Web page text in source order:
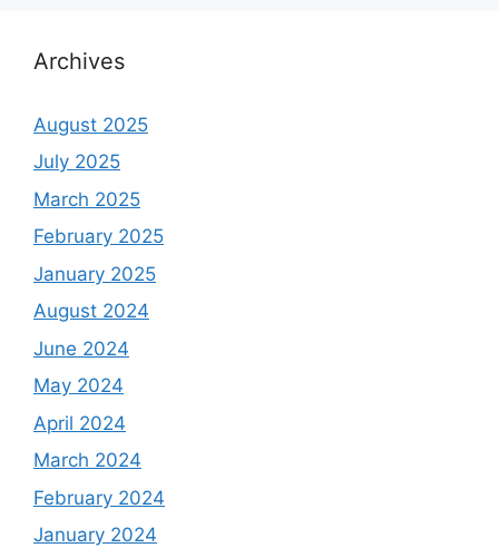
Archives
August 2025
July 2025
March 2025
February 2025
January 2025
August 2024
June 2024
May 2024
April 2024
March 2024
February 2024
January 2024